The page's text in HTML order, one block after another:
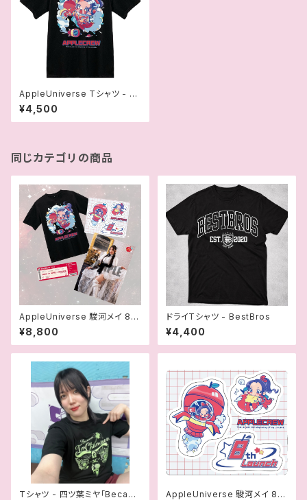
AppleUniverse Tシャツ - 駿
河メイ
¥4,500
同じカテゴリの商品
AppleUniverse 駿河メイ 8周
年記念スペシャルセット
¥8,800
ドライTシャツ - BestBros
¥4,400
Tシャツ - 四ツ葉ミヤ「Becaus
AppleUniverse 駿河メイ 8周